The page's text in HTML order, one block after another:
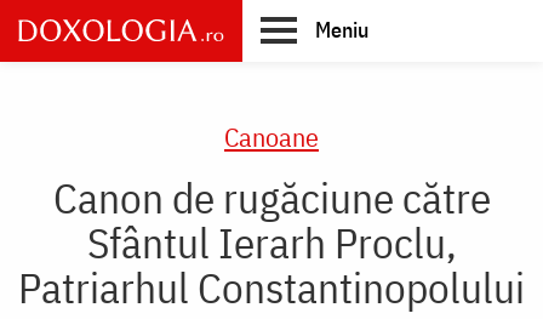
Skip
to
main
Meniu
Canoane
Canon de rugăciune către
Sfântul Ierarh Proclu,
Patriarhul Constantinopolului